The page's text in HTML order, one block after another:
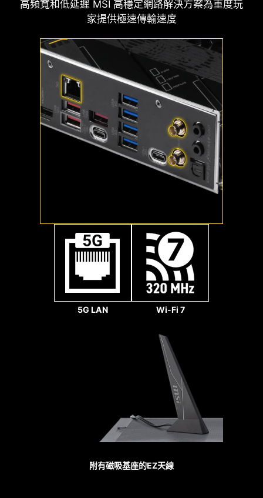
多功能風扇連接埠
MSI 風扇連接埠擁有多用途，既可作為幫浦連接
埠，也可作為風扇連接埠。該連接埠會自動偵測是
否為幫浦或 PWM/DC 風扇，其獨特的灰色設計，更
容易識別。
Frozr AI 散熱系統針對CPU 與GPU 溫度進行調校。
AI 系統會偵測CPU 和GPU 的溫度，自動調整系統
風扇的轉速，確保最佳效能。
MSI 風扇接頭可自動檢測風扇將以直流或PWM哪種
模式運行，視情況隨時調整風扇轉速和進行降噪。
Hysteresis也能使系統風扇的運轉更為流暢，並確
高頻寬和低延遲 MSI 高穩定網路解決方案為重度玩
家提供極速傳輸速度
5G LAN Wi-Fi 7
附有磁吸基座的EZ天線
MSI B850MPOWER 主板支援所有最新的儲存技術
標準，用戶可以自由選擇極速存儲裝置。更快速啟
2x
128
Gbps
1x
1x
32
Gbps
enjoy the most complete and feature-rich BIOS
interface when using their CPU. Even when
upgrading to the latest AM5 CPUs in the future,
full compatibility will still be ensured.
搭載鋼鐵裝甲 LIGHTNING GEN 5
PCI-E
LIGHTNING GEN 5 PCI-E
提供 x16 插槽介面，頻寬可達到 128 GB/s，
是上一代速度的兩倍。
PCIE 5.0 插槽焊接工藝
PCI-E 插槽採用先進的 SMT 焊接工藝（Surface
Mount Technology），降低雜訊干擾和電噪聲、充